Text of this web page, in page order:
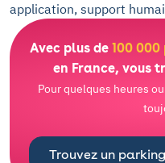
application, support
Avec plus de 100
en France, vous
Pour quelques heures
Trouvez un parking